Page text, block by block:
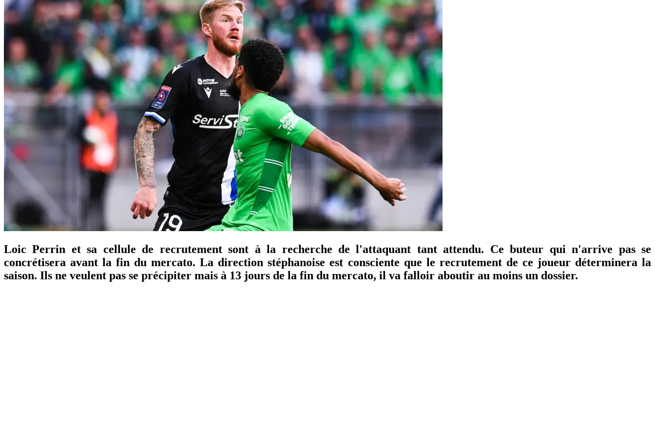
Loic Perrin et sa cellule de recrutement sont à la recherche de l'attaquant tant attendu. Ce buteur qui n'arrive pas se
concrétisera avant la fin du mercato. La direction stéphanoise est consciente que le recrutement de ce joueur déterminera la
saison. Ils ne veulent pas se précipiter mais à 13 jours de la fin du mercato, il va falloir aboutir au moins un dossier.